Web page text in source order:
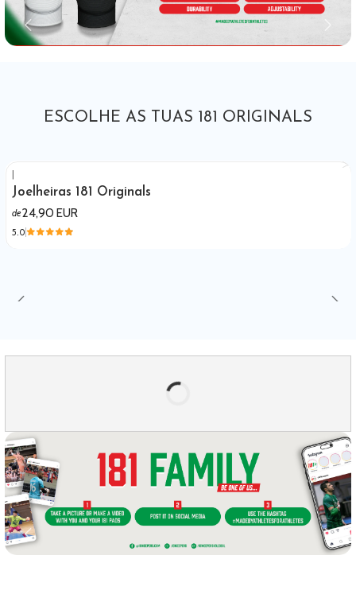
ESCOLHE AS TUAS 181 ORIGINALS
|
Joelheiras 181 Originals
de24,90 EUR
5.0